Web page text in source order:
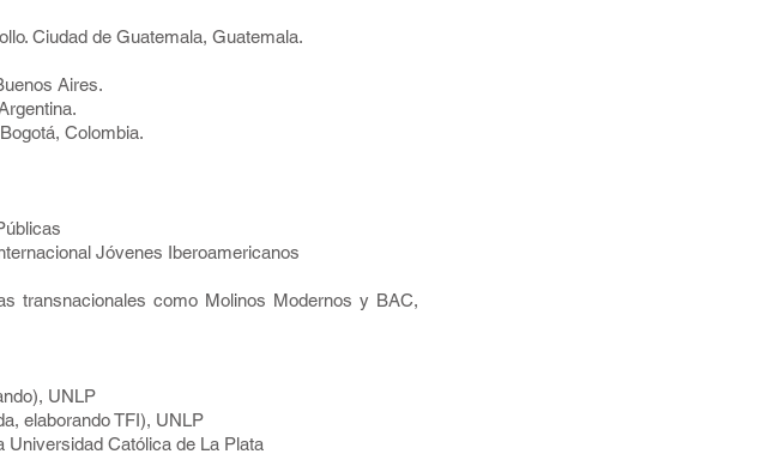
Ciudad de Guatemala, Guatemala.
Aires.
Colombia.
Jóvenes Iberoamericanos
transnacionales como Molinos Modernos y BAC,
UNLP
elaborando TFI), UNLP
Universidad Católica de La Plata